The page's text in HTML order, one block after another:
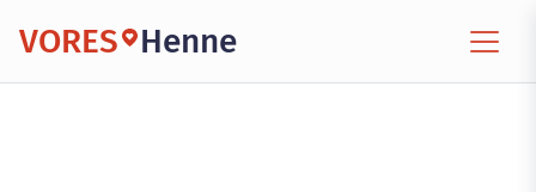
VORES Henne